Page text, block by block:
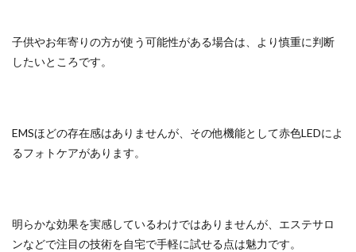
子供やお年寄りの方が使う可能性がある場合は、より慎重に判断
したいところです。
EMSほどの存在感はありませんが、その他機能として赤色LEDによ
るフォトケアがあります。
明らかな効果を実感しているわけではありませんが、エステサロ
ンなどで注目の技術を自宅で手軽に試せる点は魅力です。